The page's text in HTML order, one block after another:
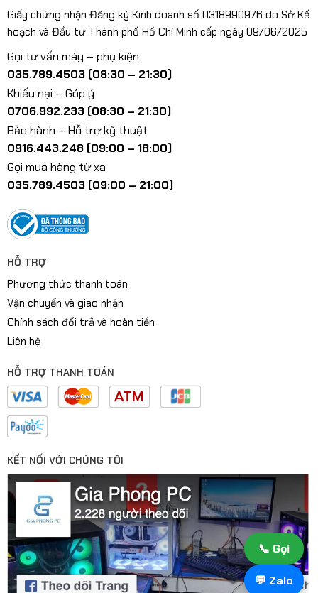
Giấy chứng nhận Đăng ký Kinh doanh số 0318990976 do Sở Kế
hoạch và Đầu tư Thành phố Hồ Chí Minh cấp ngày 09/06/2025
Gọi tư vấn máy – phụ kiện
035.789.4503 (08:30 – 21:30)
Khiếu nại – Góp ý
0706.992.233 (08:30 – 21:30)
Bảo hành – Hỗ trợ kỹ thuật
0916.443.248 (09:00 – 18:00)
Gọi mua hàng từ xa
035.789.4503 (09:00 – 21:00)
HỖ TRỢ
Phương thức thanh toán
Vận chuyển và giao nhận
Chính sách đổi trả và hoàn tiền
Liên hệ
HỖ TRỢ THANH TOÁN
KẾT NỐI VỚI CHÚNG TÔI
📞 Gọi
💬 Zalo